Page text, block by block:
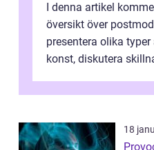
I denna artikel
översikt över
presentera olika
konst, diskutera
18